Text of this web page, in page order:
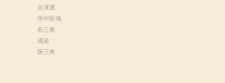
京津冀
华中区域
长三角
成渝
珠三角